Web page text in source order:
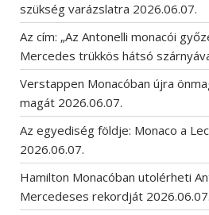
szükség varázslatra 2026.06.07.
Az cím: „Az Antonelli monacói
Mercedes trükkös hátsó
Verstappen Monacóban újra
magát 2026.06.07.
Az egyediség földje: Monaco a
2026.06.07.
Hamilton Monacóban utolérheti
Mercedeses rekordját 2026.06.07.